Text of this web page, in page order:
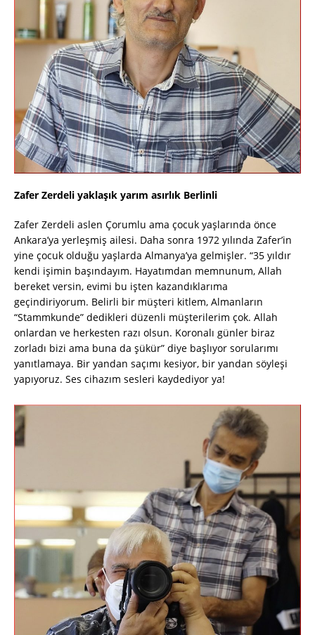
Zafer Zerdeli yaklaşık yarım asırlık Berlinli
Zafer Zerdeli aslen Çorumlu ama çocuk yaşlarında önce
Ankara’ya yerleşmiş ailesi. Daha sonra 1972 yılında Zafer’in
yine çocuk olduğu yaşlarda Almanya’ya gelmişler. “35 yıldır
kendi işimin başındayım. Hayatımdan memnunum, Allah
bereket versin, evimi bu işten kazandıklarıma
geçindiriyorum. Belirli bir müşteri kitlem, Almanların
“Stammkunde” dedikleri düzenli müşterilerim çok. Allah
onlardan ve herkesten razı olsun. Koronalı günler biraz
zorladı bizi ama buna da şükür” diye başlıyor sorularımı
yanıtlamaya. Bir yandan saçımı kesiyor, bir yandan söyleşi
yapıyoruz. Ses cihazım sesleri kaydediyor ya!